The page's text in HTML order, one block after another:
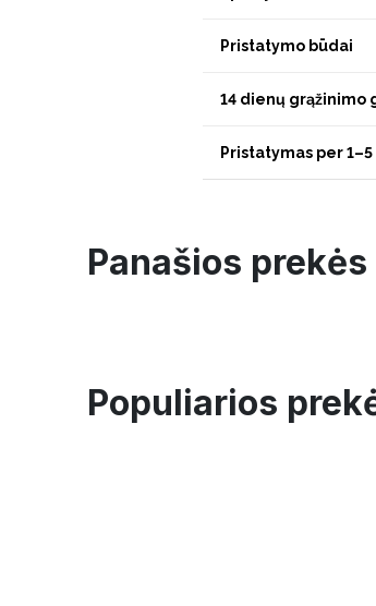
Pristatymo būdai
14 dienų grąžinimo
Pristatymas per
Panašios prekės
Populiarios